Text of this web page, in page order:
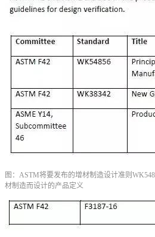
图：ASTM将要发布的增材制造设计准则
材制造而设计的产品定义